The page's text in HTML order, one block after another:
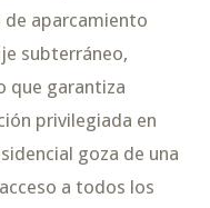
de aparcamiento
subterráneo,
que garantiza
privilegiada en
goza de una
a todos los